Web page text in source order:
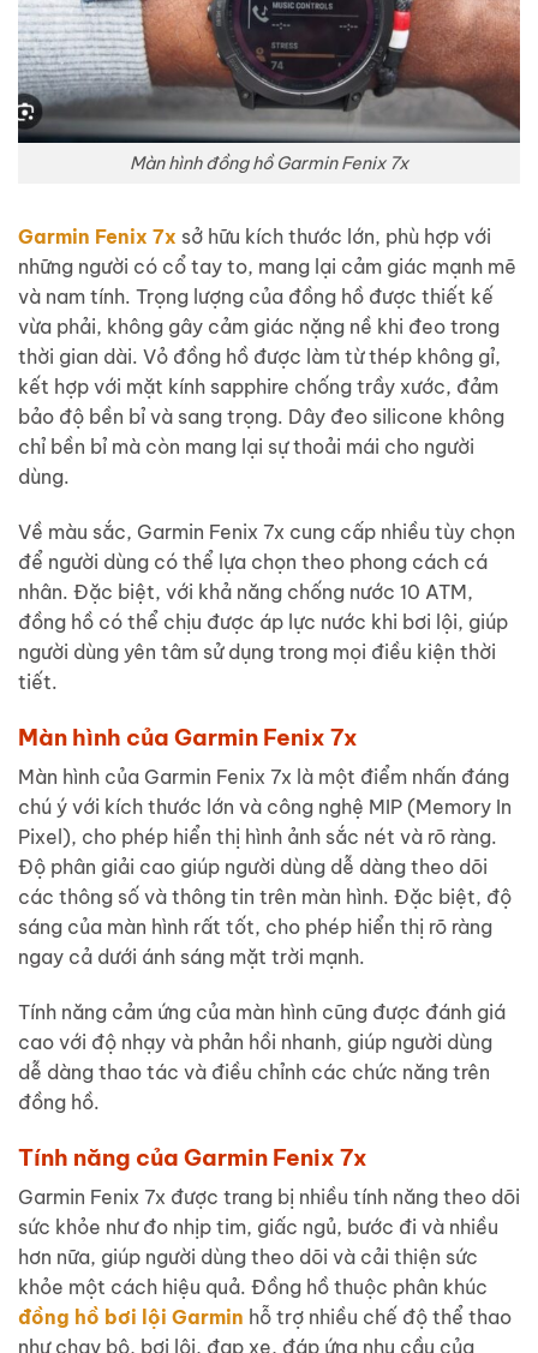
Màn hình đồng hồ Garmin Fenix 7x
Garmin Fenix 7x sở hữu kích thước lớn, phù hợp với
những người có cổ tay to, mang lại cảm giác mạnh mẽ
và nam tính. Trọng lượng của đồng hồ được thiết kế
vừa phải, không gây cảm giác nặng nề khi đeo trong
thời gian dài. Vỏ đồng hồ được làm từ thép không gỉ,
kết hợp với mặt kính sapphire chống trầy xước, đảm
bảo độ bền bỉ và sang trọng. Dây đeo silicone không
chỉ bền bỉ mà còn mang lại sự thoải mái cho người
dùng.
Về màu sắc, Garmin Fenix 7x cung cấp nhiều tùy chọn
để người dùng có thể lựa chọn theo phong cách cá
nhân. Đặc biệt, với khả năng chống nước 10 ATM,
đồng hồ có thể chịu được áp lực nước khi bơi lội, giúp
người dùng yên tâm sử dụng trong mọi điều kiện thời
tiết.
Màn hình của Garmin Fenix 7x
Màn hình của Garmin Fenix 7x là một điểm nhấn đáng
chú ý với kích thước lớn và công nghệ MIP (Memory In
Pixel), cho phép hiển thị hình ảnh sắc nét và rõ ràng.
Độ phân giải cao giúp người dùng dễ dàng theo dõi
các thông số và thông tin trên màn hình. Đặc biệt, độ
sáng của màn hình rất tốt, cho phép hiển thị rõ ràng
ngay cả dưới ánh sáng mặt trời mạnh.
Tính năng cảm ứng của màn hình cũng được đánh giá
cao với độ nhạy và phản hồi nhanh, giúp người dùng
dễ dàng thao tác và điều chỉnh các chức năng trên
đồng hồ.
Tính năng của Garmin Fenix 7x
Garmin Fenix 7x được trang bị nhiều tính năng theo dõi
sức khỏe như đo nhịp tim, giấc ngủ, bước đi và nhiều
hơn nữa, giúp người dùng theo dõi và cải thiện sức
khỏe một cách hiệu quả. Đồng hồ thuộc phân khúc
đồng hồ bơi lội Garmin hỗ trợ nhiều chế độ thể thao
như chạy bộ, bơi lội, đạp xe, đáp ứng nhu cầu của